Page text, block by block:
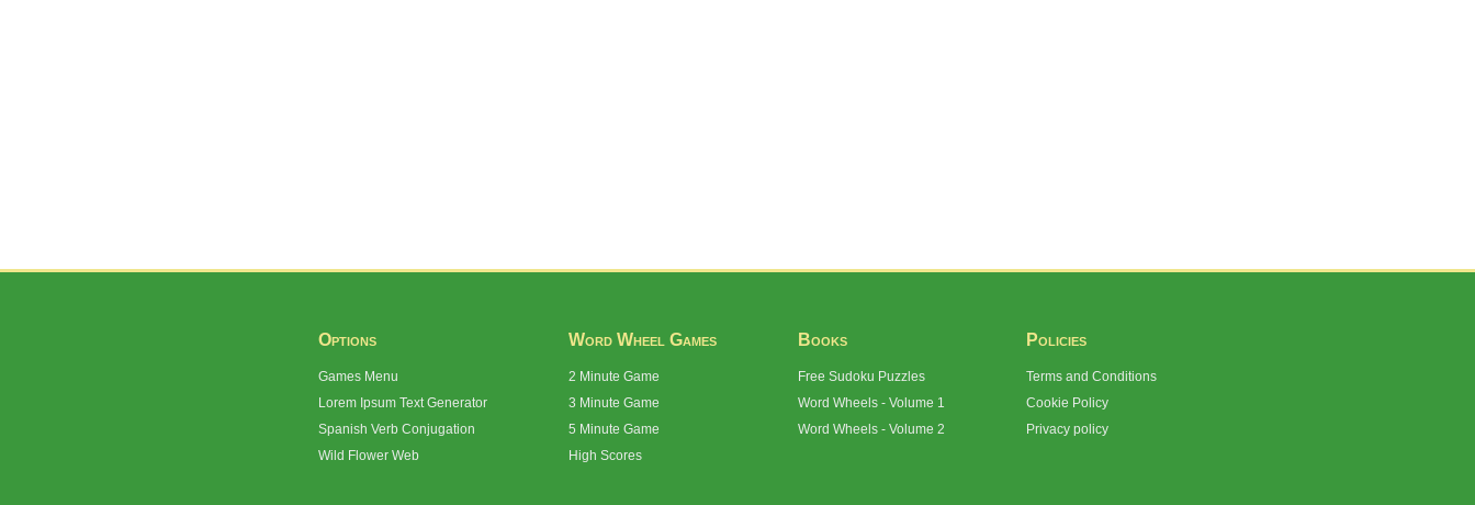
Options
Games Menu
Lorem Ipsum Text Generator
Spanish Verb Conjugation
Wild Flower Web
Word Wheel Games
2 Minute Game
3 Minute Game
5 Minute Game
High Scores
Books
Free Sudoku Puzzles
Word Wheels - Volume 1
Word Wheels - Volume 2
Policies
Terms and Conditions
Cookie Policy
Privacy policy